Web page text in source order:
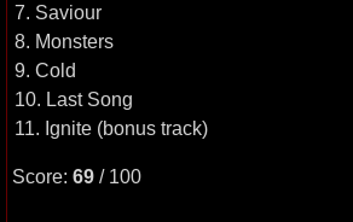
7. Saviour
8. Monsters
9. Cold
10. Last Song
11. Ignite (bonus track)
Score: 69 / 100